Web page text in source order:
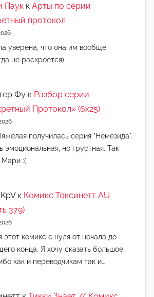
Паук к Арты по серии
протокол
уверена, что она им вообще
не раскроется)
Фу к Разбор серии
Протокол» (6х25)
получилась серия "Немезида".
эмоциональная, но грустная. Так
Мари :(
к Комикс Токсинетт AU
379)
этот комикс с нуля от ночала до
конца. Я хочу сказать большое
как и переводчикам так и…